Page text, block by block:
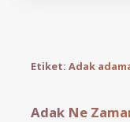
Etiket: Adak
Adak Ne